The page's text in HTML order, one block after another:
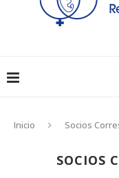
Inicio Socios
SOCIOS